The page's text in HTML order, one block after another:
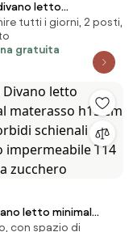
letto
in microfibra
T11 carta da
tutti i giorni, 2 posti,
gratuita
letto minimal
h15 cm con morbidi
con spazio di